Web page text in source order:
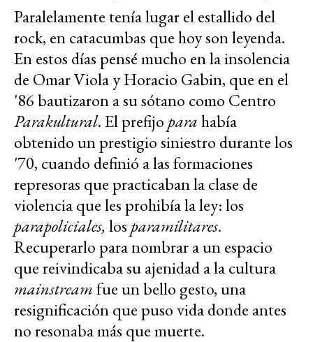
Paralelamente tenía lugar el estallido del
rock, en catacumbas que hoy son leyenda.
En estos días pensé mucho en la insolencia
de Omar Viola y Horacio Gabin, que en el
'86 bautizaron a su sótano como Centro
Parakultural. El prefijo parahabía
obtenido un prestigio siniestro durante los
'70, cuando definió a las formaciones
represoras que practicaban la clase de
violencia que les prohibía la ley: los
parapoliciales, los paramilitares.
Recuperarlo para nombrar a un espacio
que reivindicaba su ajenidad a la cultura
mainstreamfue un bello gesto, una
resignificación que puso vida donde antes
no resonaba más que muerte.